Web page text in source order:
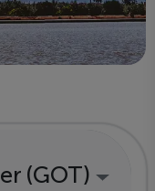
(GOT)